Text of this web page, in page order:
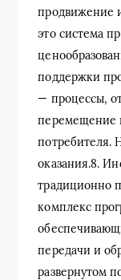
продвижение
это система
поддержки
— процессы,
перемещение
потребителя.
оказания.8.
традиционно
комплекс
передачи и
развернутом